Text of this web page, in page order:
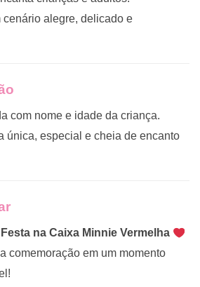
cenário alegre, delicado e
com nome e idade da criança.
única, especial e cheia de encanto
Festa na Caixa Minnie Vermelha
comemoração em um momento